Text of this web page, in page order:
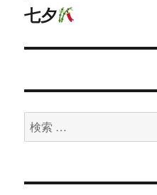
ゲ
ー
ン
稿:
次
投
七夕
検
索
象: